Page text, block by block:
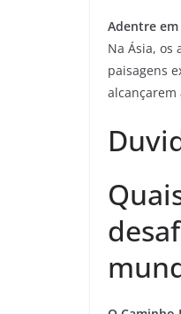
Adentre
Na Ásia,
paisagens